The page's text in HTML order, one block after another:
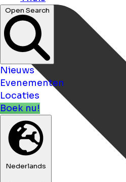
Open Search
Nieuws
Evenementen
Locaties
Boek nu!
Nederlands